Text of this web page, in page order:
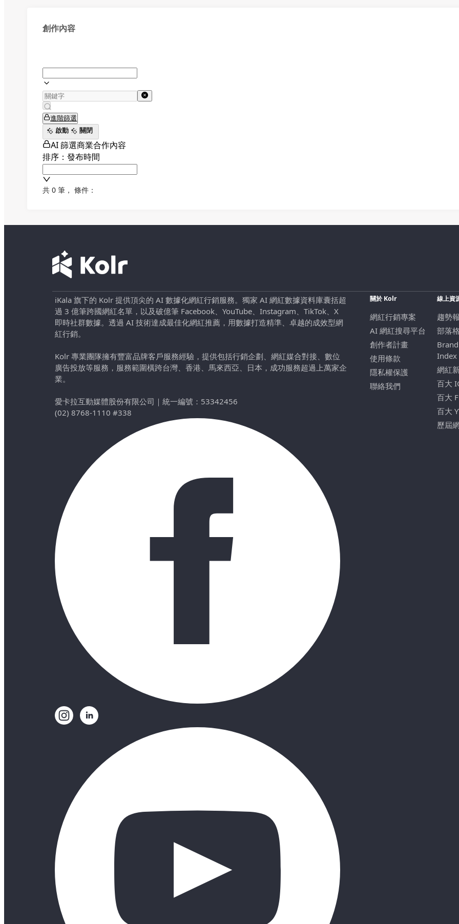
創作內容
進階篩選
啟動
關閉
AI 篩選商業合作內容
排序：發布時間
共 0 筆 ， 條件：
iKala 旗下的 Kolr 提供頂尖的 AI 數據化網紅行銷服務。獨家 AI 網紅數據資料庫囊括超
過 3 億筆跨國網紅名單，以及破億筆 Facebook、YouTube、Instagram、TikTok、X
即時社群數據。透過 AI 技術達成最佳化網紅推薦，用數據打造精準、卓越的成效型網
紅行銷。
Kolr 專業團隊擁有豐富品牌客戶服務經驗，提供包括行銷企劃、網紅媒合對接、數位
廣告投放等服務，服務範圍橫跨台灣、香港、馬來西亞、日本，成功服務超過上萬家企
業。
愛卡拉互動媒體股份有限公司 ｜ 統一編號：53342456
(02) 8768-1110 #338
關於 Kolr
網紅行銷專案
AI 網紅搜尋平台
創作者計畫
使用條款
隱私權保護
聯絡我們
線上資
趨勢
部落格
Index
網紅
百大
百大
百大
歷屆